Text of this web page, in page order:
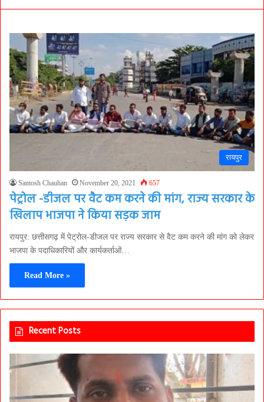
रायपुर
Santosh Chauhan November 20, 2021 657
पेट्रोल -डीजल पर वैट कम करने की मांग, राज्य सरकार के
खिलाप भाजपा ने किया सड़क जाम
रायपुर: छत्तीसगढ़ में पेट्रोल-डीजल पर राज्य सरकार से वैट कम करने की मांग को लेकर
भाजपा के पदाधिकारियों और कार्यकर्ताओं…
Read More »
Recent Posts